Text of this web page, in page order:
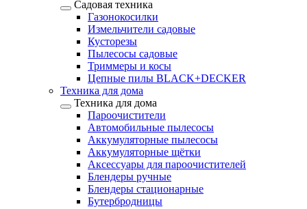
Садовая техника
Газонокосилки
Измельчители садовые
Кусторезы
Пылесосы садовые
Триммеры и косы
Цепные пилы BLACK+DECKER
Техника для дома
Техника для дома
Пароочистители
Автомобильные пылесосы
Аккумуляторные пылесосы
Аккумуляторные щётки
Аксессуары для пароочистителей
Блендеры ручные
Блендеры стационарные
Бутербродницы